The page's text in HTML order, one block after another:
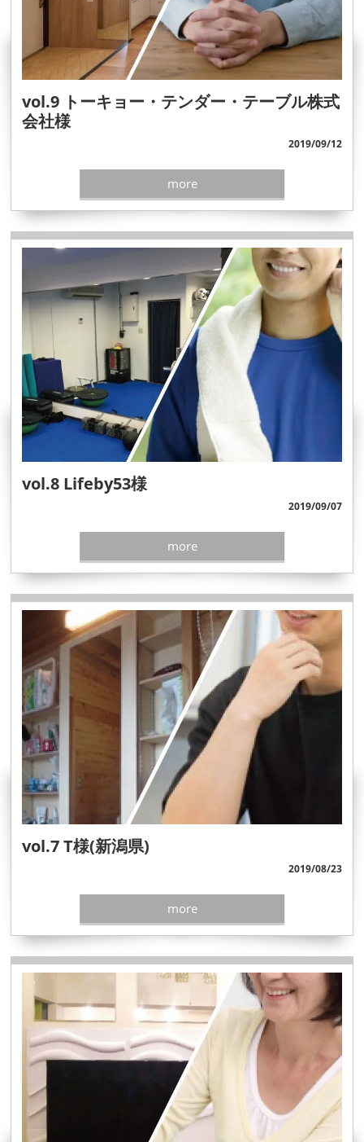
vol.9 トーキョー・テンダー・テーブル株式
会社様
2019/09/12
more
vol.8 Lifeby53様
2019/09/07
more
vol.7 T様(新潟県)
2019/08/23
more